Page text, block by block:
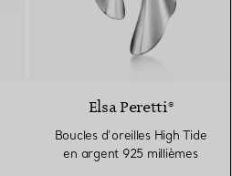
Elsa Peretti®
Boucles d’oreilles High Tide
en argent 925 millièmes